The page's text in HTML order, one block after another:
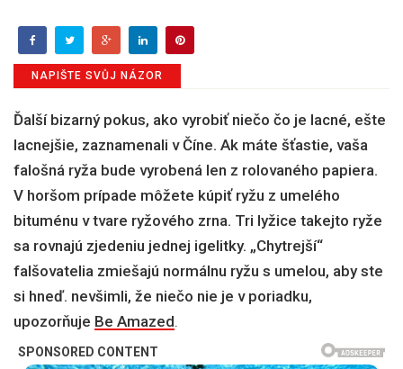
NAPIŠTE SVŮJ NÁZOR
Ďalší bizarný pokus, ako vyrobiť niečo čo je lacné, ešte
lacnejšie, zaznamenali v Číne. Ak máte šťastie, vaša
falošná ryža bude vyrobená len z rolovaného papiera.
V horšom prípade môžete kúpiť ryžu z umelého
bituménu v tvare ryžového zrna. Tri lyžice takejto ryže
sa rovnajú zjedeniu jednej igelitky. „Chytrejší“
falšovatelia zmiešajú normálnu ryžu s umelou, aby ste
si hneď. nevšimli, že niečo nie je v poriadku,
upozorňuje Be Amazed.